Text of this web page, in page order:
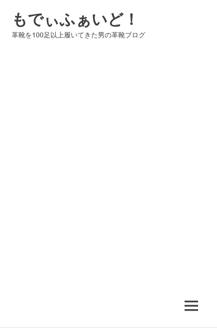
もでぃふぁいど！
革靴を100足以上履いてきた男の革靴ブログ
MENU